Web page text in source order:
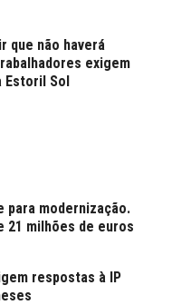
que não haverá
exigem
Estoril Sol
para modernização.
21 milhões de euros
respostas à IP